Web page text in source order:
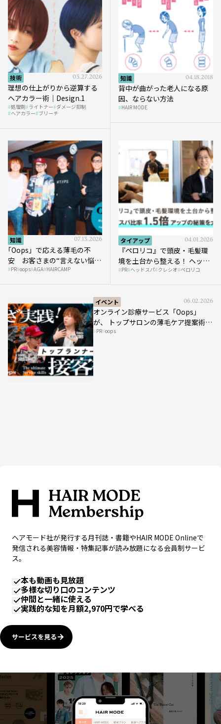
技術 03.27.2026
理想の仕上がりから逆算する
ヘアカラー術｜Design.1
処理剤 ライトナー ダメージ抑制
ヘアカラー ブリーチ
知識 04.18.2018
背中が曲がった老人になる原
因、ならない方法
HAIR MODE
知識 07.13.2026
｢Oops」で応える薄毛の不
安 お客さまの“言えない悩
み”にどう向き合う？ ＃01
PR oops AGA HAIRCAMP
タイアップ 04.01.2026
『ペロリコ』で頭皮・毛髪環
境を土台から整える！ ヘッド
スパ比率1.5倍アップの秘策を
PR ヘッドスパ クレシオ ペロリコ
イベント 06.02.2026
オンライン診療サービス「Oops」
が、 トップサロンの薄毛ケア提案術を
HAIRCAMPで公開！
PR oops
ヘアモード社が発行する月刊誌・書籍やHAIR MODE Onlineで
発信される美容情報・特集記事が読み放題になる会員制サービ
ス。
本も動画も見放題
多様な切り口のコンテンツ
仲間と一緒に使える
実践的な知を月額2,970円で学べる
サービスを見る